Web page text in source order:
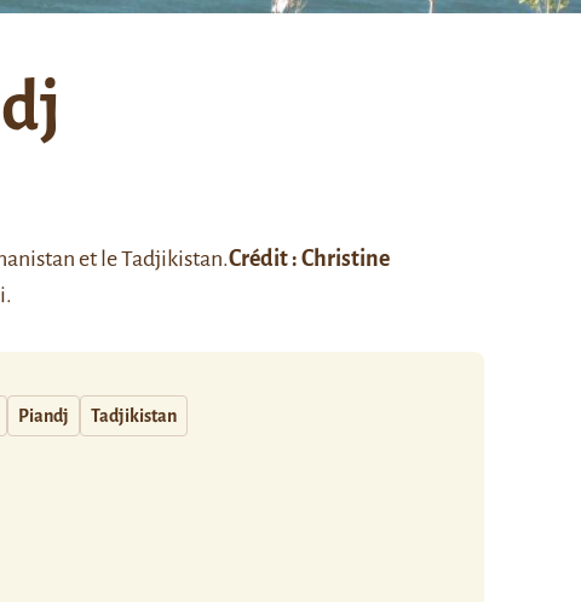
et le Tadjikistan.Crédit : Christine
.
Piandj Tadjikistan